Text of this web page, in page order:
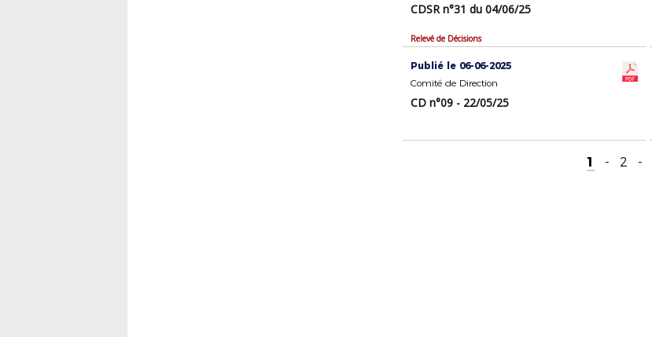
CDSR n°31 du 04/06/25
Relevé de Décisions
Publié le 06-06-2025
Comité de Direction
CD n°09 - 22/05/25
1 - 2 -